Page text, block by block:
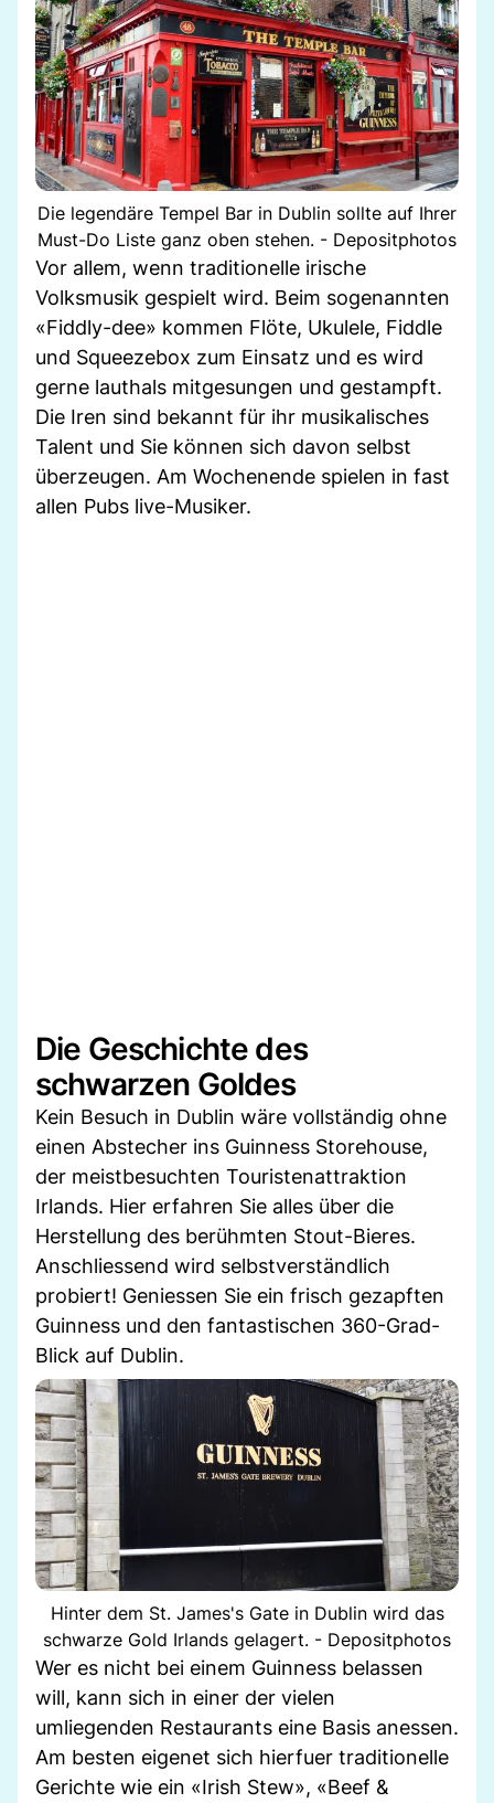
Die legendäre Tempel Bar in Dublin sollte auf Ihrer
Must-Do Liste ganz oben stehen. - Depositphotos
Vor allem, wenn traditionelle irische
Volksmusik gespielt wird. Beim sogenannten
«Fiddly-dee» kommen Flöte, Ukulele, Fiddle
und Squeezebox zum Einsatz und es wird
gerne lauthals mitgesungen und gestampft.
Die Iren sind bekannt für ihr musikalisches
Talent und Sie können sich davon selbst
überzeugen. Am Wochenende spielen in fast
allen Pubs live-Musiker.
Die Geschichte des
schwarzen Goldes
Kein Besuch in Dublin wäre vollständig ohne
einen Abstecher ins Guinness Storehouse,
der meistbesuchten Touristenattraktion
Irlands. Hier erfahren Sie alles über die
Herstellung des berühmten Stout-Bieres.
Anschliessend wird selbstverständlich
probiert! Geniessen Sie ein frisch gezapften
Guinness und den fantastischen 360-Grad-
Blick auf Dublin.
Hinter dem St. James's Gate in Dublin wird das
schwarze Gold Irlands gelagert. - Depositphotos
Wer es nicht bei einem Guinness belassen
will, kann sich in einer der vielen
umliegenden Restaurants eine Basis anessen.
Am besten eigenet sich hierfuer traditionelle
Gerichte wie ein «Irish Stew», «Beef &